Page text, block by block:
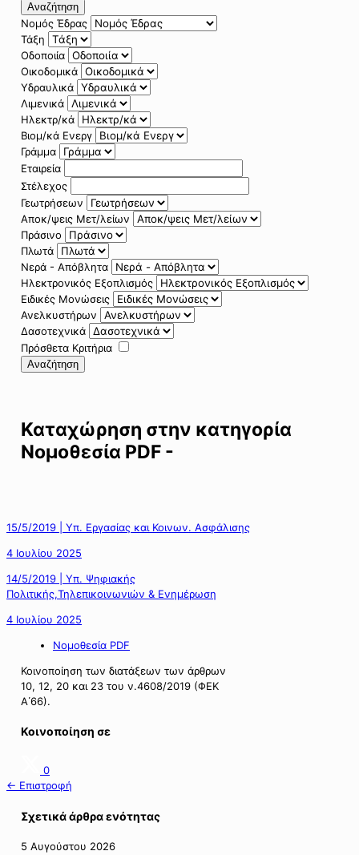
Αναζήτηση
Νομός Έδρας
Τάξη
Οδοποιία
Οικοδομικά
Υδραυλικά
Λιμενικά
Ηλεκτρ/κά
Βιομ/κά Ενεργ
Γράμμα
Εταιρεία
Στέλεχος
Γεωτρήσεων
Αποκ/ψεις Μετ/λείων
Πράσινο
Πλωτά
Νερά - Απόβλητα
Ηλεκτρονικός Εξοπλισμός
Ειδικές Μονώσεις
Ανελκυστήρων
Δασοτεχνικά
Πρόσθετα Κριτήρια
Αναζήτηση
Καταχώρηση στην κατηγορία
Νομοθεσία PDF -
15/5/2019 | Υπ. Εργασίας και Κοινων. Ασφάλισης
4 Ιουλίου 2025
14/5/2019 | Υπ. Ψηφιακής
Πολιτικής,Τηλεπικοινωνιών & Ενημέρωση
4 Ιουλίου 2025
Νομοθεσία PDF
Κοινοποίηση των διατάξεων των άρθρων
10, 12, 20 και 23 του ν.4608/2019 (ΦΕΚ
Α΄66).
Κοινοποίηση σε
0
← Επιστροφή
Σχετικά άρθρα ενότητας
5 Αυγούστου 2026